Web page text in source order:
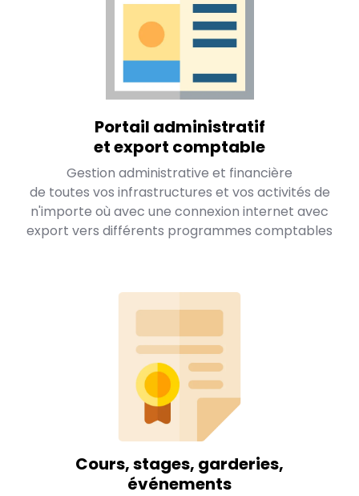
Portail administratif
et export comptable
Gestion administrative et financière
de toutes vos infrastructures et vos activités de
n'importe où avec une connexion internet avec
export vers différents programmes comptables
Cours, stages, garderies,
événements